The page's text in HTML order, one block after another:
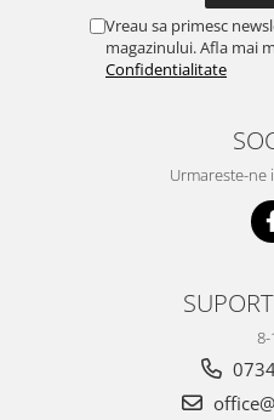
Vreau sa primesc
magazinului. Afla mai
Confidentialitate
Urmareste-ne
8-